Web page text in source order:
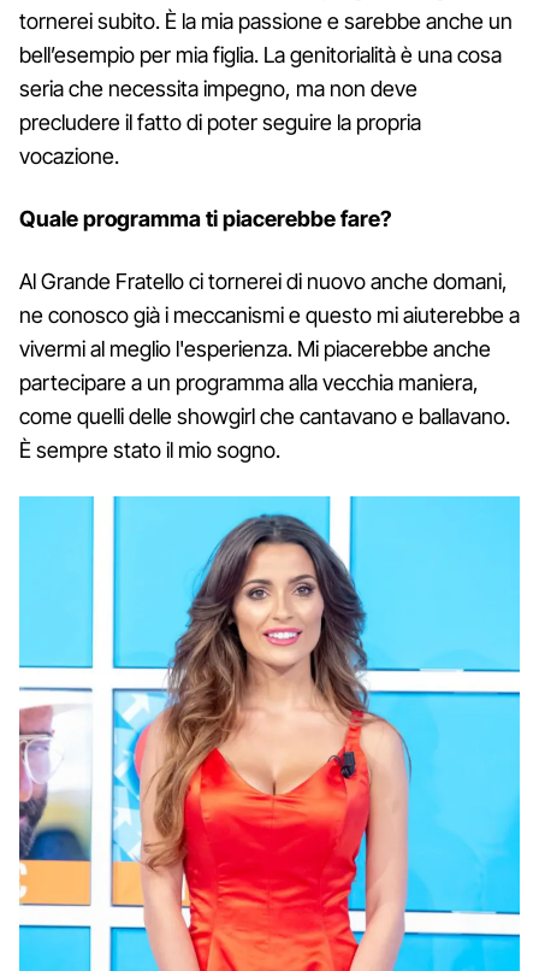
tornerei subito. È la mia passione e sarebbe anche un
bell’esempio per mia figlia. La genitorialità è una cosa
seria che necessita impegno, ma non deve
precludere il fatto di poter seguire la propria
vocazione.
Quale programma ti piacerebbe fare?
Al Grande Fratello ci tornerei di nuovo anche domani,
ne conosco già i meccanismi e questo mi aiuterebbe a
vivermi al meglio l'esperienza. Mi piacerebbe anche
partecipare a un programma alla vecchia maniera,
come quelli delle showgirl che cantavano e ballavano.
È sempre stato il mio sogno.